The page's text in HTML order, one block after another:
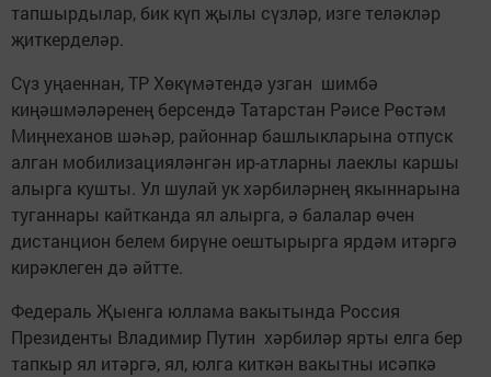
тапшырдылар, бик күп җылы сүзләр, изге теләкләр
җиткерделәр.
Сүз уңаеннан, ТР Хөкүмәтендә узган шимбә
киңәшмәләренең берсендә Татарстан Рәисе Рөстәм
Миңнеханов шәһәр, районнар башлыкларына отпуск
алган мобилизацияләнгән ир-атларны лаеклы каршы
алырга кушты. Ул шулай ук хәрбиләрнең якыннарына
туганнары кайтканда ял алырга, ә балалар өчен
дистанцион белем бирүне оештырырга ярдәм итәргә
кирәклеген дә әйтте.
Федераль Җыенга юллама вакытында Россия
Президенты Владимир Путин хәрбиләр ярты елга бер
тапкыр ял итәргә, ял, юлга киткән вакытны исәпкә